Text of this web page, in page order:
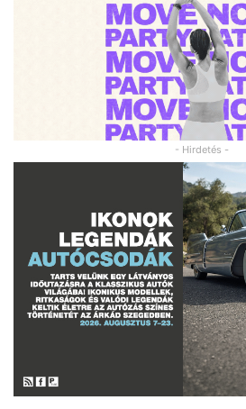
- Hirdetés -